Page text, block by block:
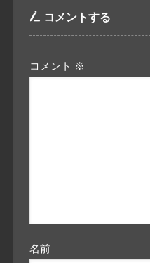
コメントする
コメント ※
名前